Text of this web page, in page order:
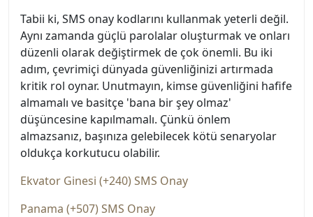
Tabii ki, SMS onay kodlarını kullanmak yeterli değil.
Aynı zamanda güçlü parolalar oluşturmak ve onları
düzenli olarak değiştirmek de çok önemli. Bu iki
adım, çevrimiçi dünyada güvenliğinizi artırmada
kritik rol oynar. Unutmayın, kimse güvenliğini hafife
almamalı ve basitçe 'bana bir şey olmaz'
düşüncesine kapılmamalı. Çünkü önlem
almazsanız, başınıza gelebilecek kötü senaryolar
oldukça korkutucu olabilir.
Ekvator Ginesi (+240) SMS Onay
Panama (+507) SMS Onay